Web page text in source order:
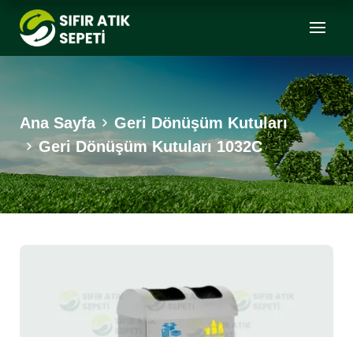
Ana Sayfa
Geri Dönüşüm Kutuları
Geri Dönüşüm Kutuları 1032C